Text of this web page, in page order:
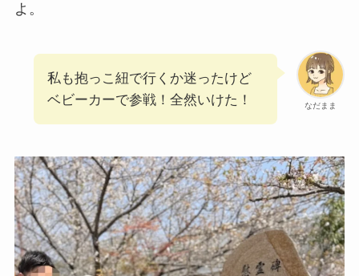
よ。
なだまま
私も抱っこ紐で行くか迷ったけど
ベビーカーで参戦！全然いけた！